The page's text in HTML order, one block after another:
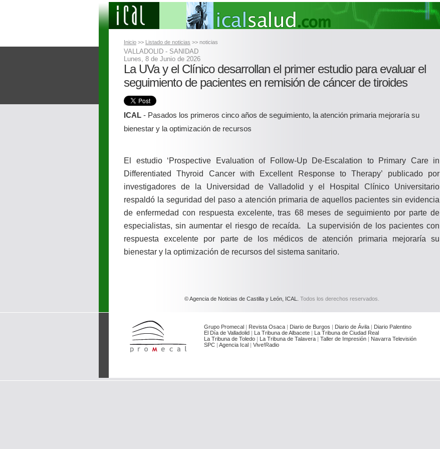
Inicio >> Listado de noticias >> noticias
VALLADOLID - SANIDAD
Lunes, 8 de Junio de 2026
La UVa y el Clínico desarrollan el primer estudio para evaluar el
seguimiento de pacientes en remisión de cáncer de tiroides
ICAL - Pasados los primeros cinco años de seguimiento, la atención primaria mejoraría su
bienestar y la optimización de recursos
El estudio ‘Prospective Evaluation of Follow-Up De-Escalation to Primary Care in
Differentiated Thyroid Cancer with Excellent Response to Therapy’ publicado por
investigadores de la Universidad de Valladolid y el Hospital Clínico Universitario
respaldó la seguridad del paso a atención primaria de aquellos pacientes sin evidencia
de enfermedad con respuesta excelente, tras 68 meses de seguimiento por parte de
especialistas, sin aumentar el riesgo de recaída. La supervisión de los pacientes con
respuesta excelente por parte de los médicos de atención primaria mejoraría su
bienestar y la optimización de recursos del sistema sanitario.
© Agencia de Noticias de Castilla y León, ICAL. Todos los derechos reservados.
Grupo Promecal | Revista Osaca | Diario de Burgos | Diario de Ávila | Diario Palentino
El Día de Valladolid | La Tribuna de Albacete | La Tribuna de Ciudad Real
La Tribuna de Toledo | La Tribuna de Talavera | Taller de Impresión | Navarra Televisión
SPC | Agencia Ical | Vive!Radio